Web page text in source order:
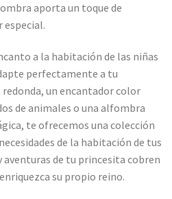
aporta un toque de
especial.
a la habitación de las niñas
perfectamente a tu
redonda, un encantador color
de animales o una alfombra
te ofrecemos una colección
de la habitación de tus
aventuras de tu princesita cobren
su propio reino.